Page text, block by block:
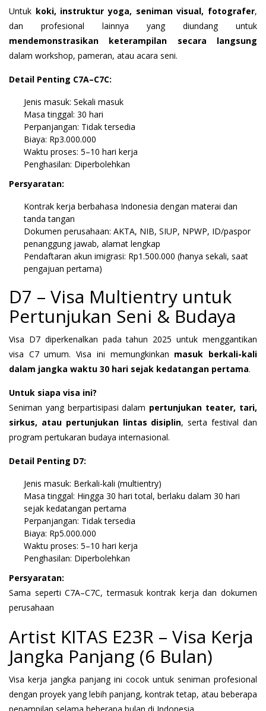
Untuk koki, instruktur yoga, seniman visual, fotografer,
dan profesional lainnya yang diundang untuk
mendemonstrasikan keterampilan secara langsung
dalam workshop, pameran, atau acara seni.
Detail Penting C7A–C7C:
Jenis masuk: Sekali masuk
Masa tinggal: 30 hari
Perpanjangan: Tidak tersedia
Biaya: Rp3.000.000
Waktu proses: 5–10 hari kerja
Penghasilan: Diperbolehkan
Persyaratan:
Kontrak kerja berbahasa Indonesia dengan materai dan
tanda tangan
Dokumen perusahaan: AKTA, NIB, SIUP, NPWP, ID/paspor
penanggung jawab, alamat lengkap
Pendaftaran akun imigrasi: Rp1.500.000 (hanya sekali, saat
pengajuan pertama)
D7 – Visa Multientry untuk
Pertunjukan Seni & Budaya
Visa D7 diperkenalkan pada tahun 2025 untuk menggantikan
visa C7 umum. Visa ini memungkinkan masuk berkali-kali
dalam jangka waktu 30 hari sejak kedatangan pertama.
Untuk siapa visa ini?
Seniman yang berpartisipasi dalam pertunjukan teater, tari,
sirkus, atau pertunjukan lintas disiplin, serta festival dan
program pertukaran budaya internasional.
Detail Penting D7:
Jenis masuk: Berkali-kali (multientry)
Masa tinggal: Hingga 30 hari total, berlaku dalam 30 hari
sejak kedatangan pertama
Perpanjangan: Tidak tersedia
Biaya: Rp5.000.000
Waktu proses: 5–10 hari kerja
Penghasilan: Diperbolehkan
Persyaratan:
Sama seperti C7A–C7C, termasuk kontrak kerja dan dokumen
perusahaan
Artist KITAS E23R – Visa Kerja
Jangka Panjang (6 Bulan)
Visa kerja jangka panjang ini cocok untuk seniman profesional
dengan proyek yang lebih panjang, kontrak tetap, atau beberapa